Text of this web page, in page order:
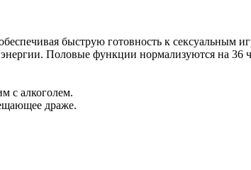
быструю готовность к сексуальным
Половые функции нормализуются на 36
с алкоголем.
драже.